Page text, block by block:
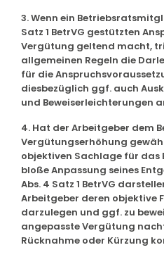
3. Wenn ein
Satz 1 BetrVG gestützten
Vergütung geltend macht,
allgemeinen Regeln die
für die
diesbezüglich ggf. auch
und Beweiserleichterungen
4. Hat der Arbeitgeber dem
Vergütungserhöhung
objektiven Sachlage für
bloße Anpassung seines
Abs. 4 Satz 1 BetrVG
Arbeitgeber deren objektive
darzulegen und ggf. zu
angepasste Vergütung
Rücknahme oder Kürzung